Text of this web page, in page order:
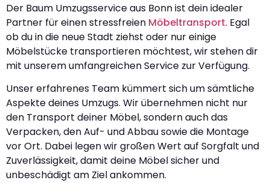
Der Baum Umzugsservice aus Bonn ist dein idealer
Partner für einen stressfreien Möbeltransport. Egal
ob du in die neue Stadt ziehst oder nur einige
Möbelstücke transportieren möchtest, wir stehen dir
mit unserem umfangreichen Service zur Verfügung.
Unser erfahrenes Team kümmert sich um sämtliche
Aspekte deines Umzugs. Wir übernehmen nicht nur
den Transport deiner Möbel, sondern auch das
Verpacken, den Auf- und Abbau sowie die Montage
vor Ort. Dabei legen wir großen Wert auf Sorgfalt und
Zuverlässigkeit, damit deine Möbel sicher und
unbeschädigt am Ziel ankommen.